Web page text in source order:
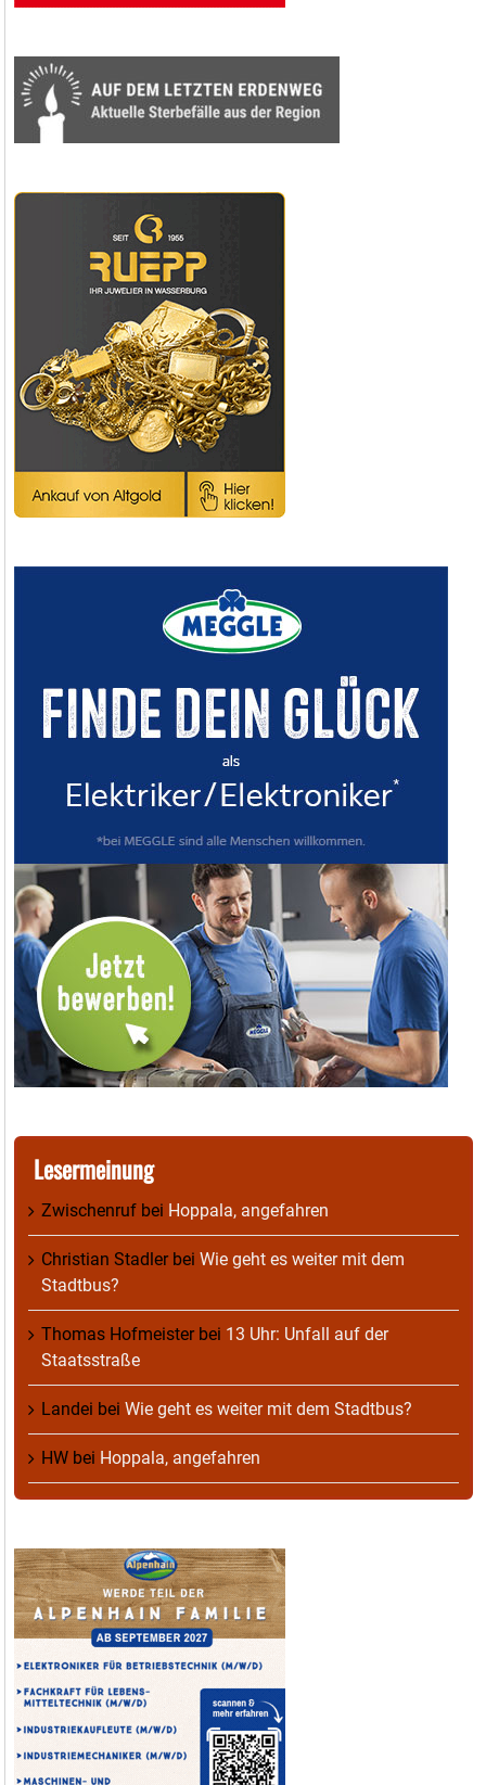
Lesermeinung
Zwischenruf bei Hoppala, angefahren
Christian Stadlerbei Wie geht es weiter mit dem
Stadtbus?
Thomas Hofmeisterbei 13 Uhr: Unfall auf der
Staatsstraße
Landei bei Wie geht es weiter mit dem Stadtbus?
HW bei Hoppala, angefahren